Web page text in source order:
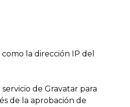
la dirección IP del
de Gravatar para
de la aprobación de